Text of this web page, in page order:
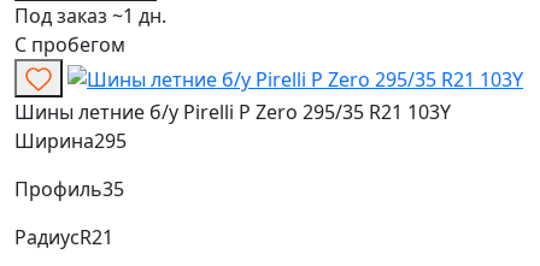
Под заказ ~1 дн.
С пробегом
Шины летние б/у Pirelli P Zero 295/35 R21 103Y
Ширина295
Профиль35
РадиусR21